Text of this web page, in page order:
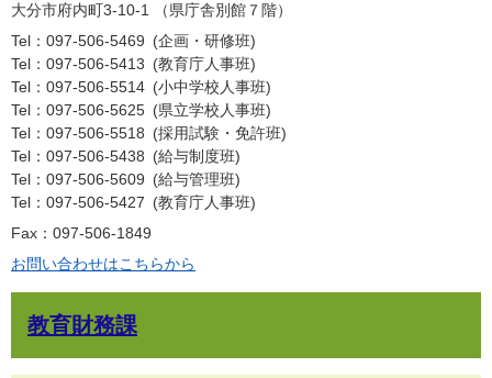
大分市府内町3-10-1 （県庁舎別館７階）
Tel：097-506-5469
企画・研修班
Tel：097-506-5413
教育庁人事班
Tel：097-506-5514
小中学校人事班
Tel：097-506-5625
県立学校人事班
Tel：097-506-5518
採用試験・免許班
Tel：097-506-5438
給与制度班
Tel：097-506-5609
給与管理班
Tel：097-506-5427
教育庁人事班
Fax：097-506-1849
お問い合わせはこちらから
教育財務課